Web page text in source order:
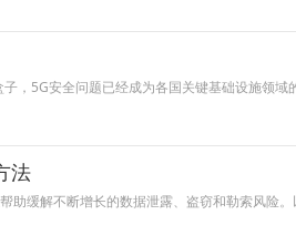
，5G安全问题已经成为各国关键基础设施领域
法
缓解不断增长的数据泄露、盗窃和勒索风险。